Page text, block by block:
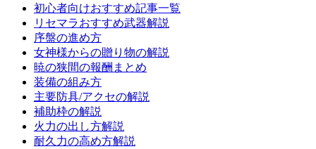
初心者向けおすすめ記事一覧
リセマラおすすめ武器解説
序盤の進め方
女神様からの贈り物の解説
暁の狭間の報酬まとめ
装備の組み方
主要防具/アクセの解説
補助枠の解説
火力の出し方解説
耐久力の高め方解説